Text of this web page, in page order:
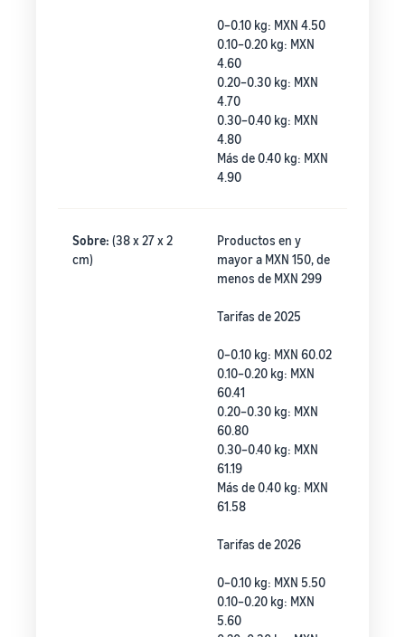
0–0.10 kg: MXN 4.50
0.10–0.20 kg: MXN
4.60
0.20–0.30 kg: MXN
4.70
0.30–0.40 kg: MXN
4.80
Más de 0.40 kg: MXN
4.90
Sobre: (38 x 27 x 2
cm)
Productos en y
mayor a MXN 150, de
menos de MXN 299
Tarifas de 2025
0–0.10 kg: MXN 60.02
0.10–0.20 kg: MXN
60.41
0.20–0.30 kg: MXN
60.80
0.30–0.40 kg: MXN
61.19
Más de 0.40 kg: MXN
61.58
Tarifas de 2026
0–0.10 kg: MXN 5.50
0.10–0.20 kg: MXN
5.60